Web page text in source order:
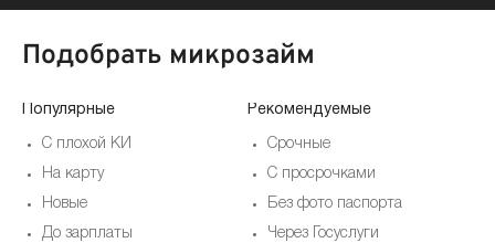
Подобрать микрозайм
Популярные
С плохой КИ
На карту
Новые
До зарплаты
Рекомендуемые
Срочные
С просрочками
Без фото паспорта
Через Госуслуги